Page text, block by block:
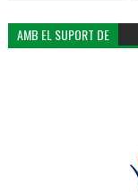
AMB EL SUPORT DE